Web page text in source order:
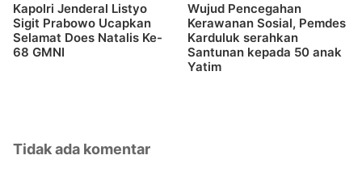
Kapolri Jenderal Listyo
Sigit Prabowo Ucapkan
Selamat Does Natalis Ke-
68 GMNI
Wujud Pencegahan
Kerawanan Sosial, Pemdes
Karduluk serahkan
Santunan kepada 50 anak
Yatim
Tidak ada komentar